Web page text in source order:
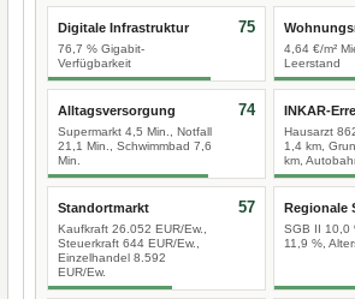
Digitale Infrastruktur
76,7 % Gigabit-
Verfügbarkeit
75
4,64 €/m²
Leerstand
Alltagsversorgung
Supermarkt 4,5 Min., Notfall
21,1 Min., Schwimmbad 7,6
Min.
74 INKAR-
Hausarzt
1,4 km,
km,
Standortmarkt
Kaufkraft 26.052 EUR/Ew.,
Steuerkraft 644 EUR/Ew.,
Einzelhandel 8.592
EUR/Ew.
57 Regionale
SGB II 10,0
11,9 %,